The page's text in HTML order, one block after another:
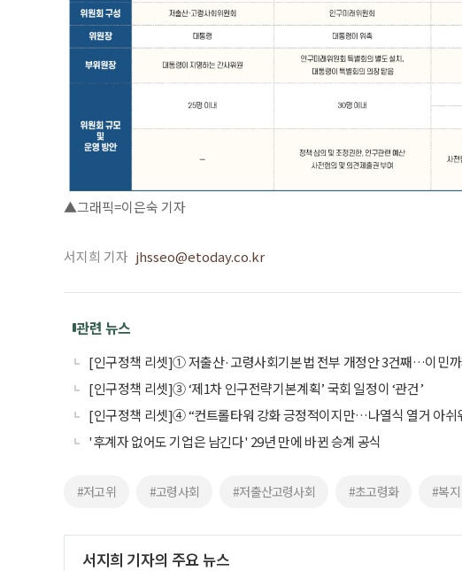
▲그래픽=이은숙 기자
서지희 기자 jhsseo@etoday.co.kr
관련 뉴스
[인구정책 리셋]① 저출산·고령사회기본법 전부 개정안 3건째…이민
[인구정책 리셋]③ ‘제1차 인구전략기본계획’ 국회 일정이 ‘관건’
[인구정책 리셋]④ “컨트롤타워 강화 긍정적이지만…나열식 열거 아쉬
'후계자 없어도 기업은 남긴다' 29년 만에 바뀐 승계 공식
#저고위 #고령사회 #저출산고령사회 #초고령화 #복지
서지희 기자의 주요 뉴스